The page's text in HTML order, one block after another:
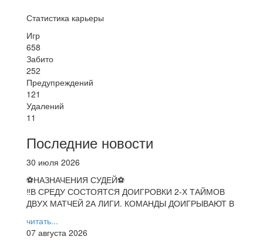
Статистика карьеры
Игр
658
Забито
252
Предупреждений
121
Удалений
11
Последние новости
30 июля 2026
⚽НАЗНАЧЕНИЯ СУДЕЙ⚽
‼В СРЕДУ СОСТОЯТСЯ ДОИГРОВКИ 2-Х ТАЙМОВ
ДВУХ МАТЧЕЙ 2А ЛИГИ. КОМАНДЫ ДОИГРЫВАЮТ В
читать...
07 августа 2026